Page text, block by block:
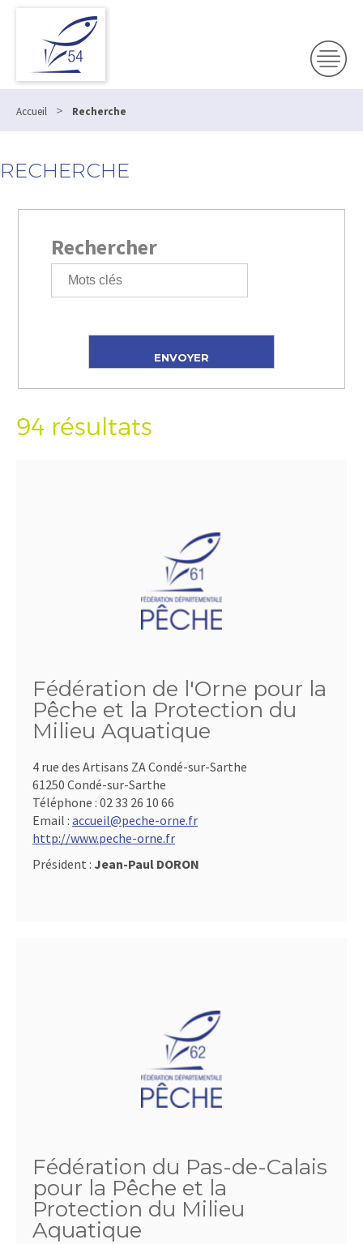
Accueil > Recherche
RECHERCHE
Rechercher
94 résultats
Fédération de l'Orne pour la
Pêche et la Protection du
Milieu Aquatique
4 rue des Artisans ZA Condé-sur-Sarthe
61250 Condé-sur-Sarthe
Téléphone : 02 33 26 10 66
Email : accueil@peche-orne.fr
http://www.peche-orne.fr
Président : Jean-Paul DORON
Fédération du Pas-de-Calais
pour la Pêche et la
Protection du Milieu
Aquatique